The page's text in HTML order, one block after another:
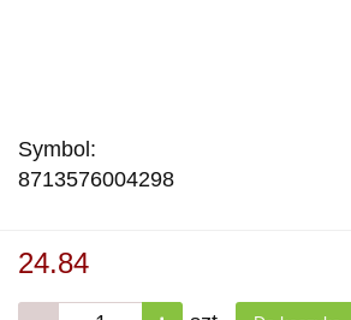
Symbol:
8713576004298
24.84